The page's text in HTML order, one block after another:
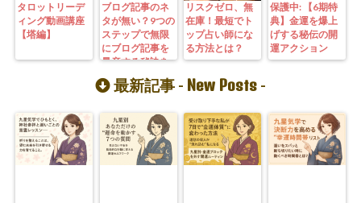
タロットリーデ
ィング動画講座
【塔編】
ブログ記事のネ
タが無い？9つの
ステップで無限
にブログ記事を
量産する秘訣を
シェアします！
リスクゼロ、無
在庫！最短でト
ップ占い師にな
る方法とは？
保護中: 【6期特
典】金運を爆上
げする秘伝の開
運アクション
最新記事 - New Posts -